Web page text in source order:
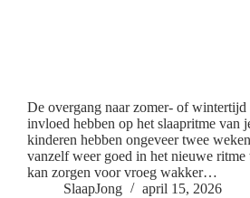
De overgang naar zomer- of wintertijd
invloed hebben op het slaapritme van
kinderen hebben ongeveer twee
vanzelf weer goed in het nieuwe ritme
kan zorgen voor vroeg wakker…
SlaapJong
april 15, 2026